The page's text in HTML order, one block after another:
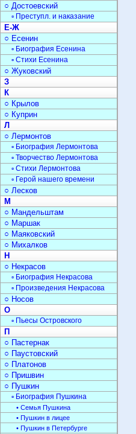
○ Достоевский
▫ Преступл. и наказание
Е-Ж
○ Есенин
▫ Биография Есенина
▫ Стихи Есенина
○ Жуковский
З
К
○ Крылов
○ Куприн
Л
○ Лермонтов
▫ Биография Лермонтова
▫ Творчество Лермонтова
▫ Стихи Лермонтова
▫ Герой нашего времени
○ Лесков
М
○ Мандельштам
○ Маршак
○ Маяковский
○ Михалков
Н
○ Некрасов
▫ Биография Некрасова
▫ Произведения Некрасова
○ Носов
О
▫ Пьесы Островского
П
○ Пастернак
○ Паустовский
○ Платонов
○ Пришвин
○ Пушкин
▫ Биография Пушкина
• Семья Пушкина
• Пушкин в лицее
• Пушкин в Петербурге